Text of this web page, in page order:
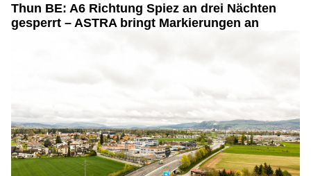
Thun BE: A6 Richtung Spiez an drei Nächten
gesperrt – ASTRA bringt Markierungen an